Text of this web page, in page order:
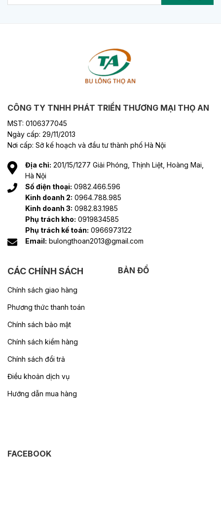
CÔNG TY TNHH PHÁT TRIỂN THƯƠNG MẠI THỌ AN
MST: 0106377045
Ngày cấp: 29/11/2013
Nơi cấp: Sở kế hoạch và đầu tư thành phố Hà Nội
Địa chỉ: 201/15/1277 Giải Phóng, Thịnh Liệt, Hoàng Mai,
Hà Nội
Số điện thoại: 0982.466.596
Kinh doanh 2: 0964.788.985
Kinh doanh 3: 0982.83.1985
Phụ trách kho: 0919834585
Phụ trách kế toán: 0966973122
Email: bulongthoan2013@gmail.com
CÁC CHÍNH SÁCH
Chính sách giao hàng
Phương thức thanh toán
Chính sách bảo mật
Chính sách kiểm hàng
Chính sách đổi trả
Điều khoản dịch vụ
Hướng dẫn mua hàng
BẢN ĐỒ
FACEBOOK